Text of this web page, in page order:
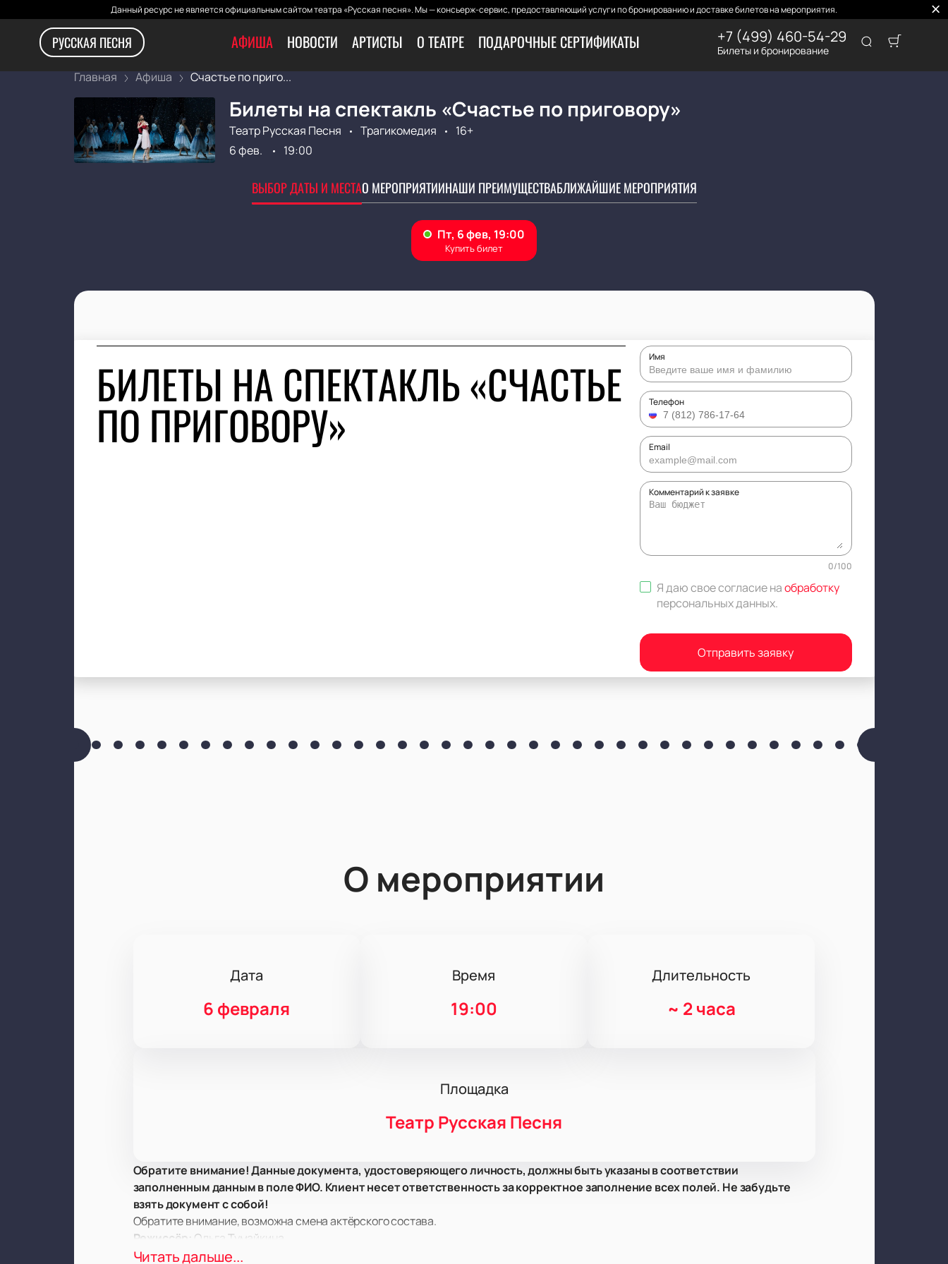
Данный ресурс не является официальным сайтом театра «Русская песня». Мы — консьерж-сервис, предоставляющий услуги по бронированию и доставке билетов на мероприятия.
РУССКАЯ ПЕСНЯ АФИША НОВОСТИ АРТИСТЫ О ТЕАТРЕ ПОДАРОЧНЫЕ СЕРТИФИКАТЫ +7 (499) 460-54-29
Билеты и бронирование
Главная Афиша Счастье по приго...
Билеты на спектакль «Счастье по приговору»
Театр Русская Песня Трагикомедия
16+
6 фев.
19:00
ВЫБОР ДАТЫ И МЕСТАО МЕРОПРИЯТИИНАШИ ПРЕИМУЩЕСТВАБЛИЖАЙШИЕ МЕРОПРИЯТИЯ
БИЛЕТЫ НА СПЕКТАКЛЬ «СЧАСТЬЕ
ПО ПРИГОВОРУ»
Имя
Телефон
Email
Комментарий к заявке
0/100
Я даю свое согласие наобработку
персональных данных.
Отправить заявку
О мероприятии
Дата
6 февраля
Время
19:00
Длительность
~ 2 часа
Площадка
Театр Русская Песня
Обратите внимание! Данные документа, удостоверяющего личность, должны быть указаны в соответствии
заполненным данным в поле ФИО. Клиент несет ответственность за корректное заполнение всех полей. Не забудьте
взять документ с собой!
Обратите внимание, возможна смена актёрского состава.
Режиссёр: Ольга Тумайкина
Актёрский состав:
Читать дальше...